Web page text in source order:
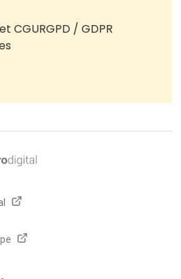
et CGURGPD / GDPR